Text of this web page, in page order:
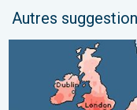
Autres
Grands contrastes